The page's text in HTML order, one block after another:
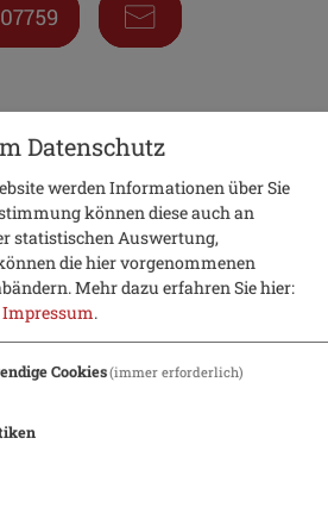
Datenschutz
werden Informationen über Sie
können diese auch an
statistischen Auswertung,
die hier vorgenommenen
Mehr dazu erfahren Sie hier:
Impressum.
Cookies(immer erforderlich)